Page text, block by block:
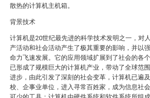
散热的计算机主机箱。
背景技术
计算机是20世纪最先进的科学技术发明之一，对
产活动和社会活动产生了极其重要的影响，并以
命力飞速发展。它的应用领域扩展到了社会的各个
已形成了规模巨大的计算机产业，带动了全球范
进步，由此引发了深刻的社会变革，计算机已遍
校、企事业单位，进入寻常百姓家，成为信息社